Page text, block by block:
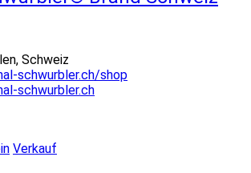
Schweiz
schwurbler.ch/shop
schwurbler.ch
Verkauf